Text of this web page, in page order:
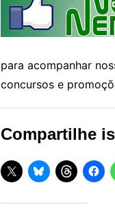
para acompanhar
concursos e
Compartilhe